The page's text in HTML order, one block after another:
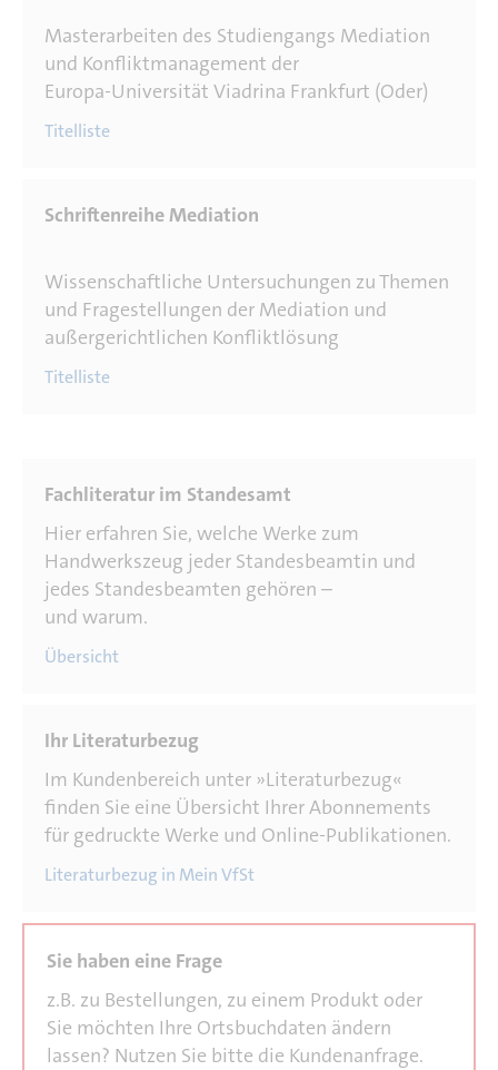
Masterarbeiten des Studiengangs Mediation
und Konfliktmanagement der
Europa-Universität Viadrina Frankfurt (Oder)
Titelliste
Wissenschaftliche Untersuchungen zu Themen
und Fragestellungen der Mediation und
außergerichtlichen Konfliktlösung
Titelliste
Hier erfahren Sie, welche Werke zum
Handwerkszeug jeder Standesbeamtin und
jedes Standesbeamten gehören –
und warum.
Übersicht
Im Kundenbereich unter »Literaturbezug«
finden Sie eine Übersicht Ihrer Abonnements
für gedruckte Werke und Online-Publikationen.
Literaturbezug in Mein VfSt
z.B. zu Bestellungen, zu einem Produkt oder
Sie möchten Ihre Ortsbuchdaten ändern
lassen? Nutzen Sie bitte die Kundenanfrage.